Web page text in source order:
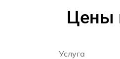
Цены
Услуга